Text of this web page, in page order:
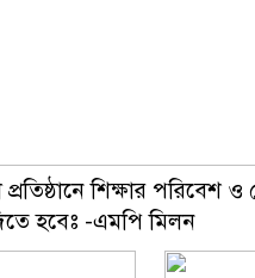
প্রতিষ্ঠানে শিক্ষার পরিবেশ
হবেঃ -এমপি মিলন